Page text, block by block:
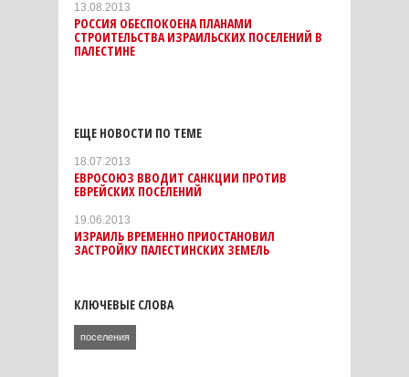
13.08.2013
РОССИЯ ОБЕСПОКОЕНА ПЛАНАМИ
СТРОИТЕЛЬСТВА ИЗРАИЛЬСКИХ ПОСЕЛЕНИЙ В
ПАЛЕСТИНЕ
ЕЩЕ НОВОСТИ ПО ТЕМЕ
18.07.2013
ЕВРОСОЮЗ ВВОДИТ САНКЦИИ ПРОТИВ
ЕВРЕЙСКИХ ПОСЕЛЕНИЙ
19.06.2013
ИЗРАИЛЬ ВРЕМЕННО ПРИОСТАНОВИЛ
ЗАСТРОЙКУ ПАЛЕСТИНСКИХ ЗЕМЕЛЬ
КЛЮЧЕВЫЕ СЛОВА
поселения